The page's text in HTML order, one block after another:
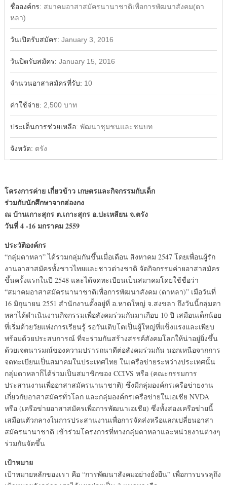
ชื่อองค์กร: สมาคมอาสาสมัครนานาชาติเพื่อการพัฒนาสังคม(ดา
หลา)
วันเปิดรับสมัคร: January 3, 2016
วันปิดรับสมัคร: January 15, 2016
จำนวนอาสาสมัครที่รับ: 10
ค่าใช้จ่าย: 2,500 บาท
ประเด็นการช่วยเหลือ: พัฒนาชุมชนและชนบท
จังหวัด: ตรัง
โครงการค่าย เกี่ยวข้าว เกษตรและกิจกรรมกับเด็ก
ร่วมกับนักศึกษาจากฮ่องกง
ณ บ้านเกาะสุกร ต.เกาะสุกร อ.ปะเหลียน จ.ตรัง
วันที่ 4 -16 มกราคม 2559
ประวัติองค์กร
“กลุ่มดาหลา” ได้รวมกลุ่มกันขึ้นเมื่อเดือน สิงหาคม 2547 โดยเพื่อนผู้รัก
งานอาสาสมัครทั้งชาวไทยและชาวต่างชาติ จัดกิจกรรมค่ายอาสาสมัคร
ขึ้นครั้งแรกในปี 2548 และได้จดทะเบียนเป็นสมาคมโดยใช้ชื่อว่า
“สมาคมอาสาสมัครนานาชาติเพื่อการพัฒนาสังคม (ดาหลา)” เมือวันที่
16 มิถุนายน 2551 สำนักงานตั้งอยู่ที่ อ.หาดใหญ่ จ.สงขลา ถึงวันนี้กลุ่มดา
หลาได้ดำเนินงานกิจกรรมเพื่อสังคมร่วมกันมาเกือบ 10 ปี เสมือนเด็กน้อย
ที่เริ่มด้วยวัยแห่งการเรียนรู้ รอวันเติบโตเป็นผู้ใหญ่ที่แข็งแรงและเพียบ
พร้อมด้วยประสบการณ์ ที่จะร่วมกันสร้างสรรค์สังคมโลกให้น่าอยู่ยิ่งขึ้น
ด้วยเจตนารมณ์ของความปรารถนาดีต่อสังคมร่วมกัน นอกเหนือจากการ
จดทะเบียนเป็นสมาคมในประเทศไทย ในเครือข่ายระหว่างประเทศนั้น
กลุ่มดาหลาก็ได้ร่วมเป็นสมาชิกของ CCIVS หรือ (คณะกรรมการ
ประสานงานเพื่ออาสาสมัครนานาชาติ) ซึ่งมีกลุ่มองค์กรเครือข่ายงาน
เกี่ยวกับอาสาสมัครทั่วโลก และกลุ่มองค์กรเครือข่ายในเอเชีย NVDA
หรือ (เครือข่ายอาสาสมัครเพื่อการพัฒนาเอเชีย) ซึ่งทั้งสองเครือข่ายนี้
เสมือนตัวกลางในการประสานงานเพื่อการจัดส่งหรือแลกเปลี่ยนอาสา
สมัครนานาชาติ เข้าร่วมโครงการที่ทางกลุ่มดาหลาและหน่วยงานต่างๆ
ร่วมกันจัดขึ้น
เป้าหมาย
เป้าหมายหลักของเรา คือ “การพัฒนาสังคมอย่างยั่งยืน” เพื่อการบรรลุถึง